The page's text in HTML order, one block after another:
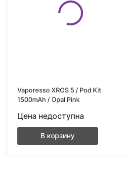
Vaporesso XROS 5 / Pod Kit
1500mAh / Opal Pink
Цена недоступна
В корзину